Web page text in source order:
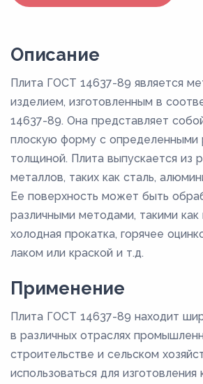
Описание
Плита ГОСТ 14637-89 является
изделием, изготовленным в
14637-89. Она представляет
плоскую форму с определенными
толщиной. Плита выпускается из
металлов, таких как сталь,
Ее поверхность может быть
различными методами, такими как
холодная прокатка, горячее
лаком или краской и т.д.
Применение
Плита ГОСТ 14637-89 находит
в различных отраслях
строительстве и сельском
использоваться для изготовления